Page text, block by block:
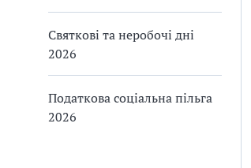
Святкові та неробочі дні
2026
Податкова соціальна пільга
2026